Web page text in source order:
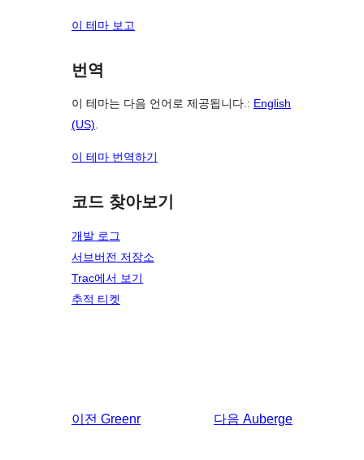
이 테마 보고
번역
이 테마는 다음 언어로 제공됩니다.: English
(US).
이 테마 번역하기
코드 찾아보기
개발 로그
서브버전 저장소
Trac에서 보기
추적 티켓
이전 Greenr 다음 Auberge